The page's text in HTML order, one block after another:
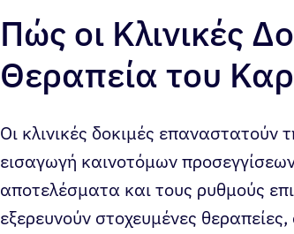
Πώς οι Κλινικές
Θεραπεία του
Οι κλινικές δοκιμές
εισαγωγή καινοτόμων
αποτελέσματα και τους ρυθμούς
εξερευνούν στοχευμένες